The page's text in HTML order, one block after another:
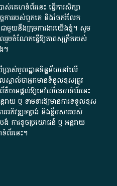
គេហទំព័រនេះ ធ្វើការសិក្សា
ចការ​របស់ពួកគេ និងចែករំលែក
ាមួយនឹងក្រុមការងារយើងខ្ញុំ។ សូម
រួមចំណែកធ្វើឱ្យភាពសុក្រឹតរបស់
។
ប្រាស់មូលដ្ឋានទិន្នន័យនៅលើ
គាល់ថាអ្នកមានទំនួលខុសត្រូវ
ត៌មានផ្តល់ឱ្យនៅលើគេហទំព័រនេះ
រាយ ឬ ទាមទារ​ឱ្យមានការទទួលខុស​
រអភិវឌ្ឍទម្រង់ និងខ្លឹមសាររបស់
ង់ ការខូចប្រយោជន៍ ឬ អន្តរាយ
ព័រនេះ។